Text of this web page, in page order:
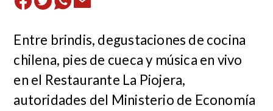
Entre brindis, degustaciones de cocina
chilena, pies de cueca y música en vivo
en el Restaurante La Piojera,
autoridades del Ministerio de Economía